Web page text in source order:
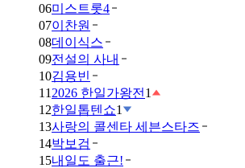
06미스트롯4
07이찬원
08데이식스
09전설의 사내
10김용빈
11 2026 한일가왕전 1
12한일톱텐쇼1
13사랑의 콜센타 세븐스타즈
14박보검
15내일도 출근!